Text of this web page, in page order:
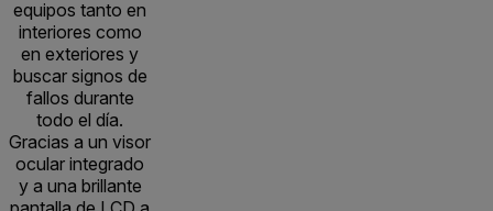
equipos tanto en
interiores como
en exteriores y
buscar signos de
fallos durante
todo el día.
Gracias a un visor
ocular integrado
y a una brillante